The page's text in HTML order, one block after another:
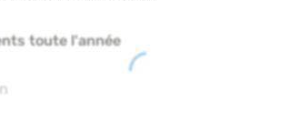
toute l'année